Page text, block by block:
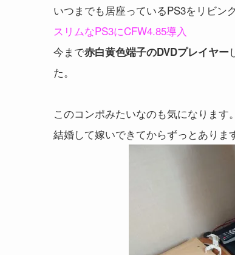
いつまでも居座っているPS3をリビン
スリムなPS3にCFW4.85導入
今まで赤白黄色端子のDVDプレイヤー
た。
このコンポみたいなのも気になります。
結婚して嫁いできてからずっとありま